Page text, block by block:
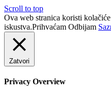
Scroll to top
Ova web stranica koristi
iskustva.Prihvaćam Odbijam
Zatvori
Privacy Overview